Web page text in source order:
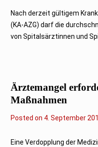
Nach derzeit gültigem
(KA-AZG) darf die
von Spitalsärztinnen und
Ärztemangel
Maßnahmen
Posted on 4
e
4. September
Eine Verdopplung der